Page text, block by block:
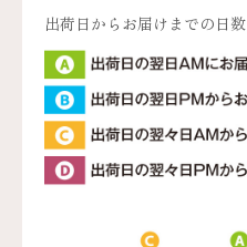
出荷日からお届けまでの日数